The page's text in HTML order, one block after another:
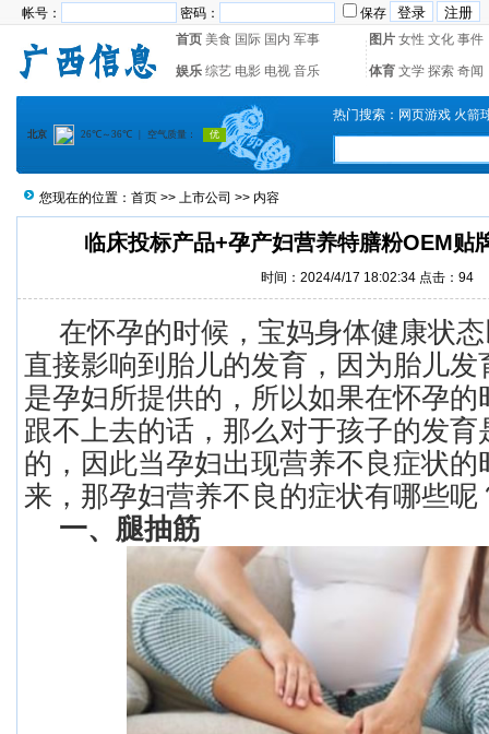
帐号： 密码：
保存
首页 美食 国际 国内 军事 图片 女性 文化 事件
娱乐 综艺 电影 电视 音乐 体育 文学 探索 奇闻
热门搜索： 网页游戏 火箭
您现在的位置： 首页 >> 上市公司 >> 内容
临床投标产品+孕产妇营养特膳粉OEM贴
时间：2024/4/17 18:02:34 点击： 94
在怀孕的时候，宝妈身体健康状
直接影响到胎儿的发育，因为胎儿
是孕妇所提供的，所以如果在怀孕
跟不上去的话，那么对于孩子的发育
的，因此当孕妇出现营养不良症状
来，那孕妇营养不良的症状有哪些呢
一、腿抽筋